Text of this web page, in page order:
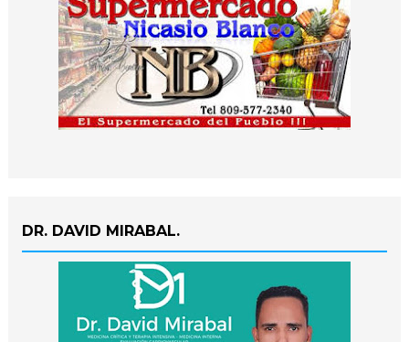
DR. DAVID MIRABAL.